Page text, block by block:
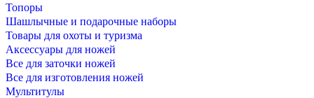
Топоры
Шашлычные и подарочные наборы
Товары для охоты и туризма
Аксессуары для ножей
Все для заточки ножей
Все для изготовления ножей
Мультитулы